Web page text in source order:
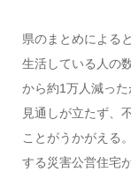
県のまとめによる
生活している人の
から約1万人減っ
見通しが立たず、
ことがうかがえる
する災害公営住宅